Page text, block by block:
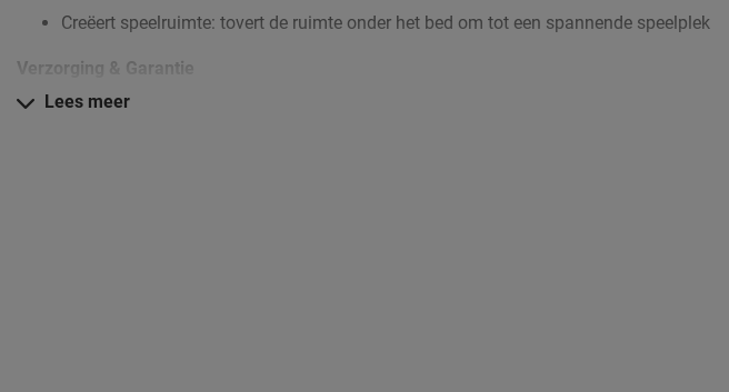
Creëert speelruimte: tovert de ruimte onder het bed om tot een spannende speelplek
Verzorging & Garantie
Je wil de gordijnen natuurlijk zo lang mogelijk mooi én schoon houden. Alle
Lees meer